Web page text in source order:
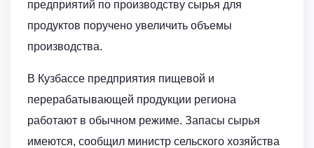
предприятий по производству сырья для
продуктов поручено увеличить объемы
производства.
В Кузбассе предприятия пищевой и
перерабатывающей продукции региона
работают в обычном режиме. Запасы сырья
имеются, сообщил министр сельского хозяйства